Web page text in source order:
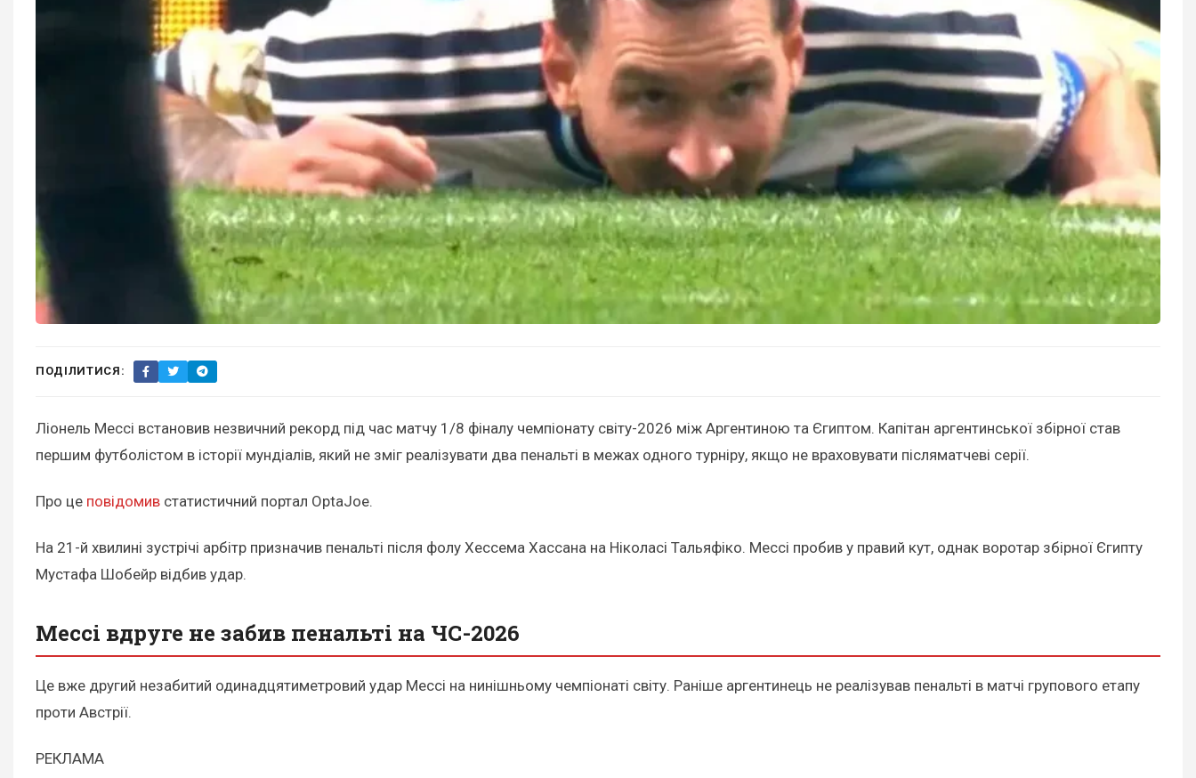
ПОДІЛИТИСЯ:
Ліонель Мессі встановив незвичний рекорд під час матчу 1/8 фіналу чемпіонату світу-2026 між Аргентиною та Єгиптом. Капітан аргентинської збірної став
першим футболістом в історії мундіалів, який не зміг реалізувати два пенальті в межах одного турніру, якщо не враховувати післяматчеві серії.
Про це повідомив статистичний портал OptaJoe.
На 21-й хвилині зустрічі арбітр призначив пенальті після фолу Хессема Хассана на Ніколасі Тальяфіко. Мессі пробив у правий кут, однак воротар збірної Єгипту
Мустафа Шобейр відбив удар.
Мессі вдруге не забив пенальті на ЧС-2026
Це вже другий незабитий одинадцятиметровий удар Мессі на нинішньому чемпіонаті світу. Раніше аргентинець не реалізував пенальті в матчі групового етапу
проти Австрії.
РЕКЛАМА